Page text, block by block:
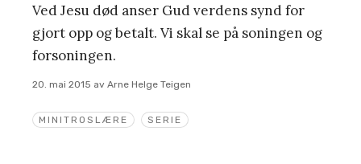
MINITROSLÆRE SERIE
Ved Jesu død anser Gud verdens synd for
gjort opp og betalt. Vi skal se på soningen og
forsoningen.
20. mai 2015 av Arne Helge Teigen